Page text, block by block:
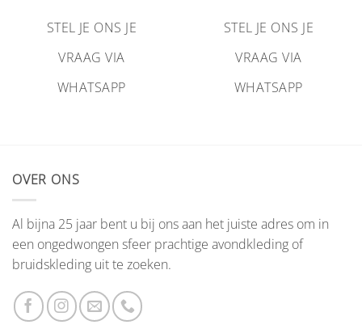
STEL JE ONS JE
VRAAG VIA
WHATSAPP
STEL JE ONS JE
VRAAG VIA
WHATSAPP
OVER ONS
Al bijna 25 jaar bent u bij ons aan het juiste adres om in
een ongedwongen sfeer prachtige avondkleding of
bruidskleding uit te zoeken.